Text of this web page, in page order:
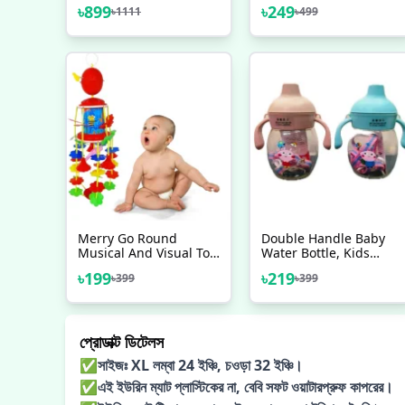
Rocking Feel
৳899৳1111
Learning Floor Mat,
৳249৳499
Merry Go Round
Musical And Visual Toy
Baby
৳199৳399
Double Handle Baby
Water Bottle, Kids
Mum Pot
৳219৳399
প্রোডাক্ট ডিটেলস
✅সাইজঃ XL লম্বা 24 ইঞ্চি, চওড়া 32 ইঞ্চি।
✅এই ইউরিন ম্যাট প্লাস্টিকের না, বেবি সফট ওয়াটারপ্রুফ কাপরের।